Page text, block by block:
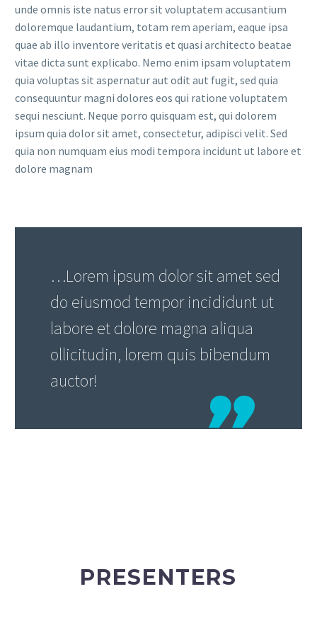
unde omnis iste natus error sit voluptatem accusantium
doloremque laudantium, totam rem aperiam, eaque ipsa
quae ab illo inventore veritatis et quasi architecto beatae
vitae dicta sunt explicabo. Nemo enim ipsam voluptatem
quia voluptas sit aspernatur aut odit aut fugit, sed quia
consequuntur magni dolores eos qui ratione voluptatem
sequi nesciunt. Neque porro quisquam est, qui dolorem
ipsum quia dolor sit amet, consectetur, adipisci velit. Sed
quia non numquam eius modi tempora incidunt ut labore et
dolore magnam
…Lorem ipsum dolor sit amet sed
do eiusmod tempor incididunt ut
labore et dolore magna aliqua
ollicitudin, lorem quis bibendum
auctor!
PRESENTERS